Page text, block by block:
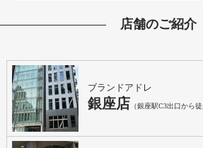
店舗のご紹介
ブランドアドレ
銀座店 （銀座駅C3出口から徒